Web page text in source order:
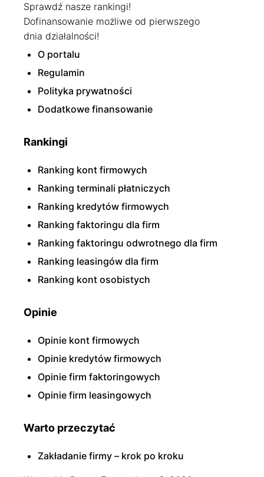
Sprawdź nasze rankingi!
Dofinansowanie możliwe od pierwszego
dnia działalności!
O portalu
Regulamin
Polityka prywatności
Dodatkowe finansowanie
Rankingi
Ranking kont firmowych
Ranking terminali płatniczych
Ranking kredytów firmowych
Ranking faktoringu dla firm
Ranking faktoringu odwrotnego dla firm
Ranking leasingów dla firm
Ranking kont osobistych
Opinie
Opinie kont firmowych
Opinie kredytów firmowych
Opinie firm faktoringowych
Opinie firm leasingowych
Warto przeczytać
Zakładanie firmy – krok po kroku